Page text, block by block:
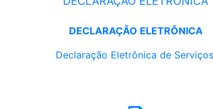
DECLARAÇÃO ELETRÔNICA
Declaração Eletrônica de